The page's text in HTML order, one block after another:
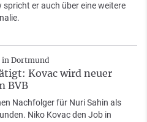
spricht er auch über eine weitere
in Dortmund
Kovac wird neuer
BVB
Nachfolger für Nuri Sahin als
Niko Kovac den Job in